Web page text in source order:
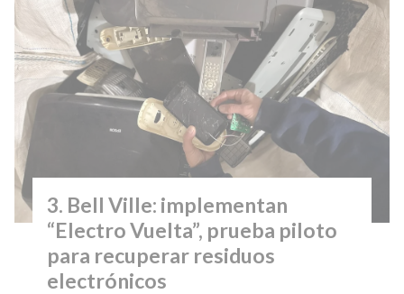
Bell Ville: implementan
“Electro Vuelta”, prueba piloto
para recuperar residuos
electrónicos